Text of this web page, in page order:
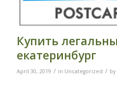
Купить
екатеринбург
April 30, 2019 / in Uncategorized / by